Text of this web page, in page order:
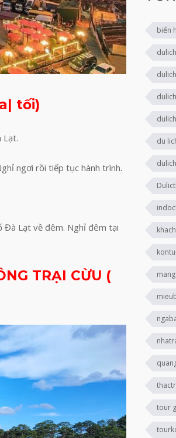
tối)
Lạt.
ngơi rồi tiếp tục hành trình.
Đà Lạt về đêm. Nghỉ đêm tại
TRẠI CỪU (
biển
du
tour